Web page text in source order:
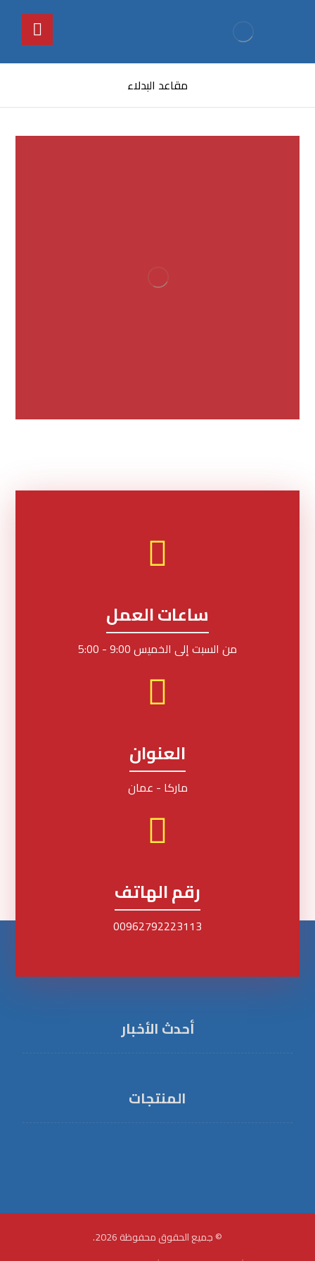
مقاعد البدلاء
ساعات العمل
من السبت إلى الخميس 9:00 - 5:00
العنوان
ماركا - عمان
رقم الهاتف
00962792223113
أحدث الأخبار
المنتجات
© جميع الحقوق محفوظة 2026.